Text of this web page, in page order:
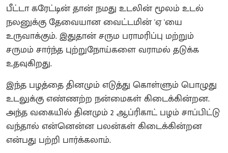
பீட்டா கரேட்டின் தான் நமது உடலின் மூலம் உடல்
நலனுக்கு தேவையான வைட்டமின் 'ஏ 'யை
உருவாக்கும். இதுதான் சரும பராமரிப்பு மற்றும்
சருமம் சார்ந்த புற்றுநோய்களை வராமல் தடுக்க
உதவுகிறது.
இந்த பழத்தை தினமும் எடுத்து கொள்ளும் பொழுது
உடலுக்கு எண்ணற்ற நன்மைகள் கிடைக்கின்றன.
அந்த வகையில் தினமும் 2 ஆப்ரிகாட் பழம் சாப்பிட்டு
வந்தால் என்னென்ன பலன்கள் கிடைக்கின்றன
என்பது பற்றி பார்க்கலாம்.